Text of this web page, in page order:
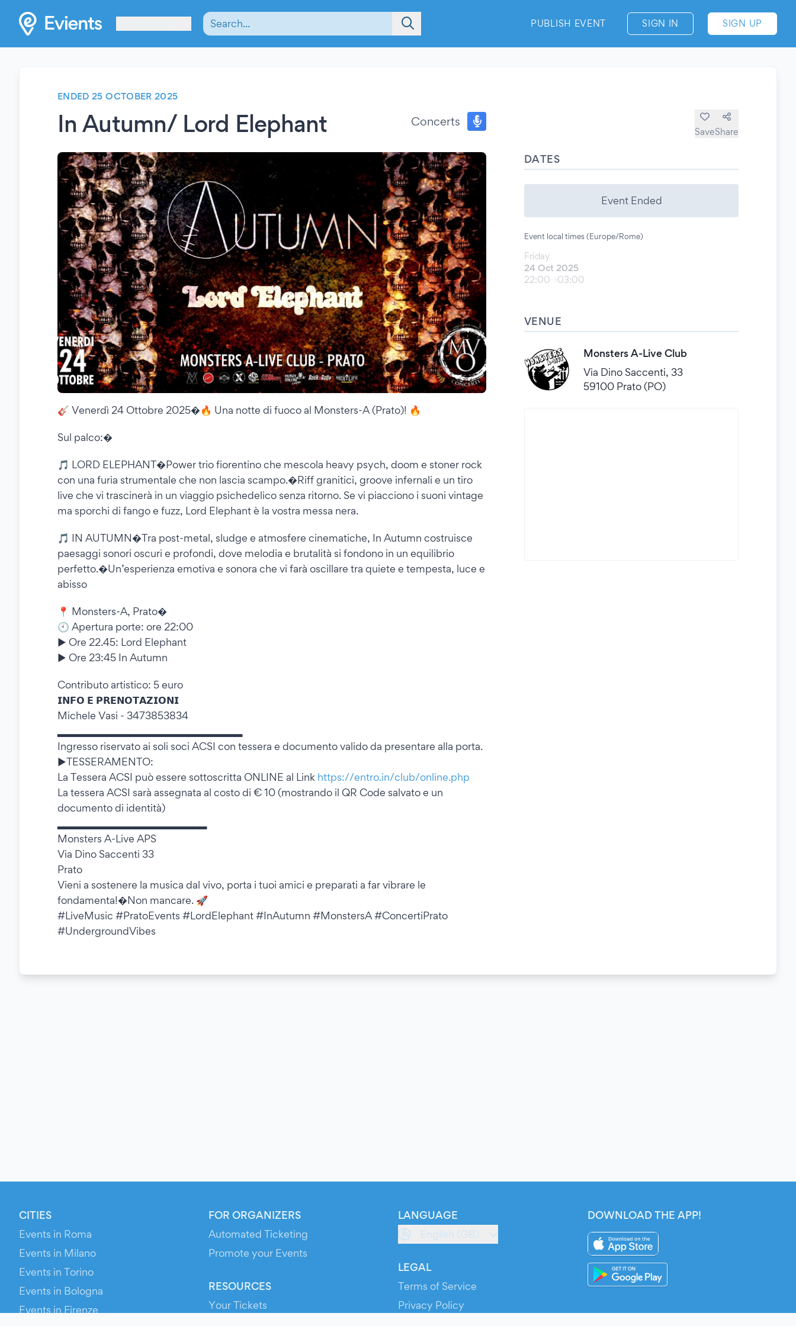
PUBLISH EVENT SIGN IN SIGN UP
ENDED 25 OCTOBER 2025
In Autumn/ Lord Elephant Concerts
SaveShare
🎸 Venerdì 24 Ottobre 2025�🔥 Una notte di fuoco al Monsters-A (Prato)! 🔥
Sul palco:�
🎵 LORD ELEPHANT�Power trio fiorentino che mescola heavy psych, doom e stoner rock
con una furia strumentale che non lascia scampo.�Riff granitici, groove infernali e un tiro
live che vi trascinerà in un viaggio psichedelico senza ritorno. Se vi piacciono i suoni vintage
ma sporchi di fango e fuzz, Lord Elephant è la vostra messa nera.
🎵 IN AUTUMN�Tra post-metal, sludge e atmosfere cinematiche, In Autumn costruisce
paesaggi sonori oscuri e profondi, dove melodia e brutalità si fondono in un equilibrio
perfetto.�Un’esperienza emotiva e sonora che vi farà oscillare tra quiete e tempesta, luce e
abisso
📍 Monsters-A, Prato�
🕙 Apertura porte: ore 22:00
► Ore 22.45: Lord Elephant
► Ore 23:45 In Autumn
Contributo artistico: 5 euro
𝗜𝗡𝗙𝗢 𝗘 𝗣𝗥𝗘𝗡𝗢𝗧𝗔𝗭𝗜𝗢𝗡𝗜
Michele Vasi - 3473853834
▂▂▂▂▂▂▂▂▂▂▂▂▂▂▂▂▂▂▂▂▂▂▂▂▂▂
Ingresso riservato ai soli soci ACSI con tessera e documento valido da presentare alla porta.
►TESSERAMENTO:
La Tessera ACSI può essere sottoscritta ONLINE al Link https://entro.in/club/online.php
La tessera ACSI sarà assegnata al costo di € 10 (mostrando il QR Code salvato e un
documento di identità)
▂▂▂▂▂▂▂▂▂▂▂▂▂▂▂▂▂▂▂▂▂
Monsters A-Live APS
Via Dino Saccenti 33
Prato
Vieni a sostenere la musica dal vivo, porta i tuoi amici e preparati a far vibrare le
fondamenta!�Non mancare. 🚀
#LiveMusic #PratoEvents #LordElephant #InAutumn #MonstersA #ConcertiPrato
#UndergroundVibes
DATES
Event Ended
Event local times (Europe/Rome)
Friday
24 Oct 2025
22:00
03:00
VENUE
Monsters A-Live Club
Via Dino Saccenti, 33
59100 Prato (PO)
CITIES
Events in Roma
Events in Milano
Events in Torino
Events in Bologna
Events in Firenze
FOR ORGANIZERS
Automated Ticketing
Promote your Events
RESOURCES
Your Tickets
LANGUAGE
English (GB)
LEGAL
Terms of Service
Privacy Policy
DOWNLOAD THE APP!